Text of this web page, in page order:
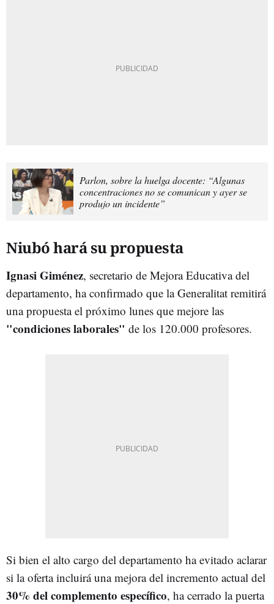
Parlon, sobre la huelga docente: “Algunas
concentraciones no se comunican y ayer se
produjo un incidente”
Niubó hará su propuesta
Ignasi Giménez, secretario de Mejora Educativa del
departamento, ha confirmado que la Generalitat remitirá
una propuesta el próximo lunes que mejore las
"condiciones laborales" de los 120.000 profesores.
Si bien el alto cargo del departamento ha evitado aclarar
si la oferta incluirá una mejora del incremento actual del
30% del complemento específico, ha cerrado la puerta